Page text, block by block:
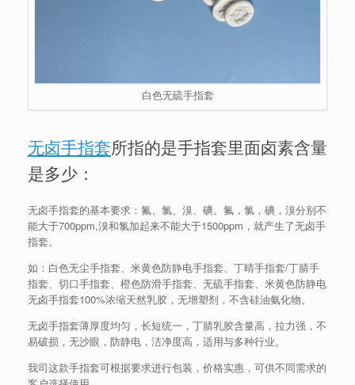
白色无硫手指套
无卤手指套所指的是手指套里面卤素含量
是多少：
无卤手指套的基本要求：氟、氯、溴、碘。氟，氯，碘，溴分别不
能大于700ppm,溴和氯加起来不能大于1500ppm，就产生了无卤手
指套。
如：白色无尘手指套、米黄色防静电手指套、丁晴手指套/丁腈手
指套、切口手指套、橙色防滑手指套、无硫手指套、米黄色防静电
无卤手指套100%浓缩天然乳胶，无增塑剂，不含硅油氨化物。
无卤手指套薄厚度均匀，长短统一，丁腈乳胶含量高，拉力强，不
易破损，无沙眼，防静电，洁净度高，适用与多种行业。
我司这款手指套可根据要求进行包装，价格实惠，可供不同需求的